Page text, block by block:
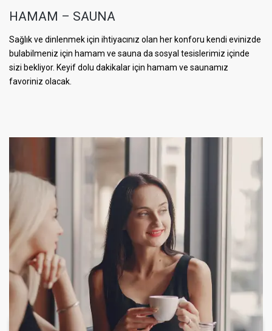
HAMAM – SAUNA
Sağlık ve dinlenmek için ihtiyacınız olan her konforu kendi evinizde
bulabilmeniz için hamam ve sauna da sosyal tesislerimiz içinde
sizi bekliyor. Keyif dolu dakikalar için hamam ve saunamız
favoriniz olacak.